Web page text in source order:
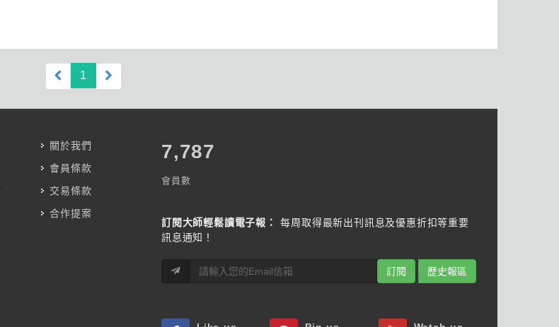
1 (current)
關於我們
會員條款
交易條款
合作提案
7,787
會員數
訂閱大師輕鬆讀電子報：
每周取得最新出刊訊息及優惠折扣等重要
訊息通知！
訂閱 歷史報區